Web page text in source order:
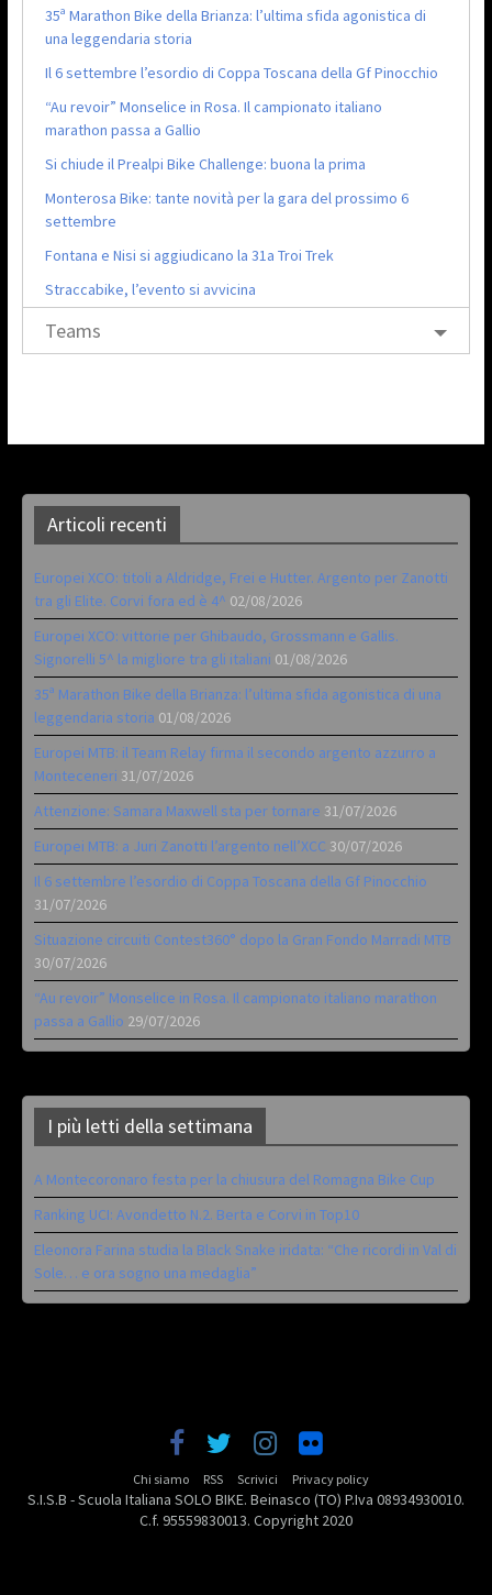
35ª Marathon Bike della Brianza: l’ultima sfida agonistica di
una leggendaria storia
Il 6 settembre l’esordio di Coppa Toscana della Gf Pinocchio
“Au revoir” Monselice in Rosa. Il campionato italiano
marathon passa a Gallio
Si chiude il Prealpi Bike Challenge: buona la prima
Monterosa Bike: tante novità per la gara del prossimo 6
settembre
Fontana e Nisi si aggiudicano la 31a Troi Trek
Straccabike, l’evento si avvicina
Teams
Articoli recenti
Europei XCO: titoli a Aldridge, Frei e Hutter. Argento per Zanotti
tra gli Elite. Corvi fora ed è 4^ 02/08/2026
Europei XCO: vittorie per Ghibaudo, Grossmann e Gallis.
Signorelli 5^ la migliore tra gli italiani 01/08/2026
35ª Marathon Bike della Brianza: l’ultima sfida agonistica di una
leggendaria storia 01/08/2026
Europei MTB: il Team Relay firma il secondo argento azzurro a
Monteceneri 31/07/2026
Attenzione: Samara Maxwell sta per tornare 31/07/2026
Europei MTB: a Juri Zanotti l’argento nell’XCC 30/07/2026
Il 6 settembre l’esordio di Coppa Toscana della Gf Pinocchio
31/07/2026
Situazione circuiti Contest360° dopo la Gran Fondo Marradi MTB
30/07/2026
“Au revoir” Monselice in Rosa. Il campionato italiano marathon
passa a Gallio 29/07/2026
I più letti della settimana
A Montecoronaro festa per la chiusura del Romagna Bike Cup
Ranking UCI: Avondetto N.2. Berta e Corvi in Top10
Eleonora Farina studia la Black Snake iridata: “Che ricordi in Val di
Sole… e ora sogno una medaglia”
Chi siamo RSS Scrivici Privacy policy
S.I.S.B - Scuola Italiana SOLO BIKE. Beinasco (TO) P.Iva 08934930010.
C.f. 95559830013. Copyright 2020